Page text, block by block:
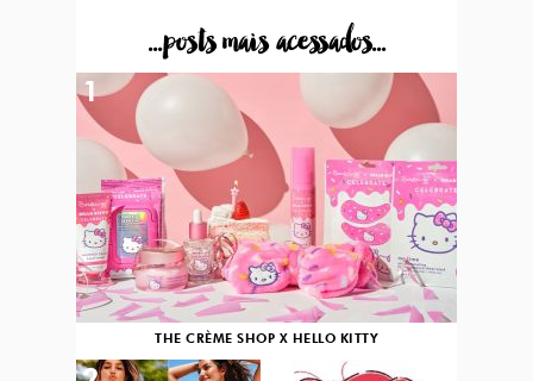
...posts mais acessados...
THE CRÈME SHOP X HELLO KITTY
1